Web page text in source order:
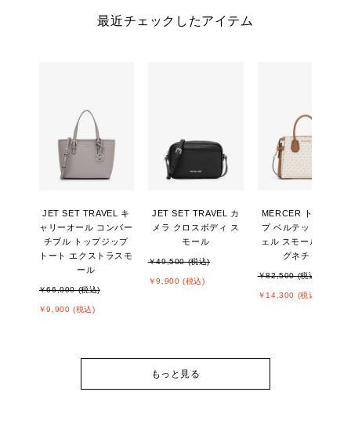
最近チェックしたアイテム
JET SET TRAVEL キ
ャリーオール コンバー
チブル トップジップ
トート エクストラスモ
ール
￥66,000 (税込)
￥9,900 (税込)
JET SET TRAVEL カ
メラ クロスボディ ス
モール
￥49,500 (税込)
￥9,900 (税込)
MERCER トップジッ
プ ベルテッド サッチ
ェル スモール - MKシ
グネチャー
￥82,500 (税込)
￥14,300 (税込)
もっと見る